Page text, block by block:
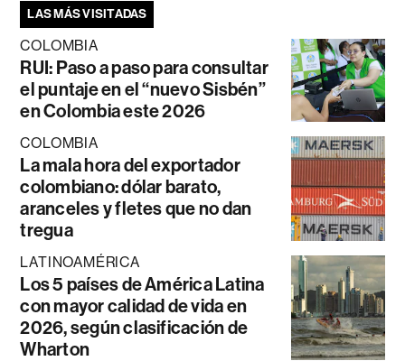
LAS MÁS VISITADAS
COLOMBIA
RUI: Paso a paso para consultar
el puntaje en el “nuevo Sisbén”
en Colombia este 2026
COLOMBIA
La mala hora del exportador
colombiano: dólar barato,
aranceles y fletes que no dan
tregua
LATINOAMÉRICA
Los 5 países de América Latina
con mayor calidad de vida en
2026, según clasificación de
Wharton